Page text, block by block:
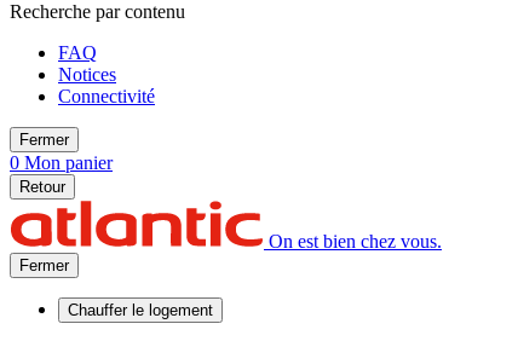
Recherche par contenu
FAQ
Notices
Connectivité
Fermer
0 Mon panier
Retour
On est bien chez vous.
Fermer
Chauffer le logement